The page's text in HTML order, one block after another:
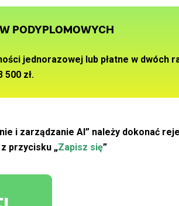
PODYPLOMOWYCH
jednorazowej lub płatne w dwóch
500 zł.
i zarządzanie AI” należy dokonać
przycisku „Zapisz się”